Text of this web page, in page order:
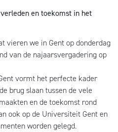
en toekomst in het
vieren we in Gent op donderdag
van de najaarsvergadering op
vormt het perfecte kader
brug slaan tussen de vele
en de toekomst rond
ook op de Universiteit Gent en
worden gelegd.